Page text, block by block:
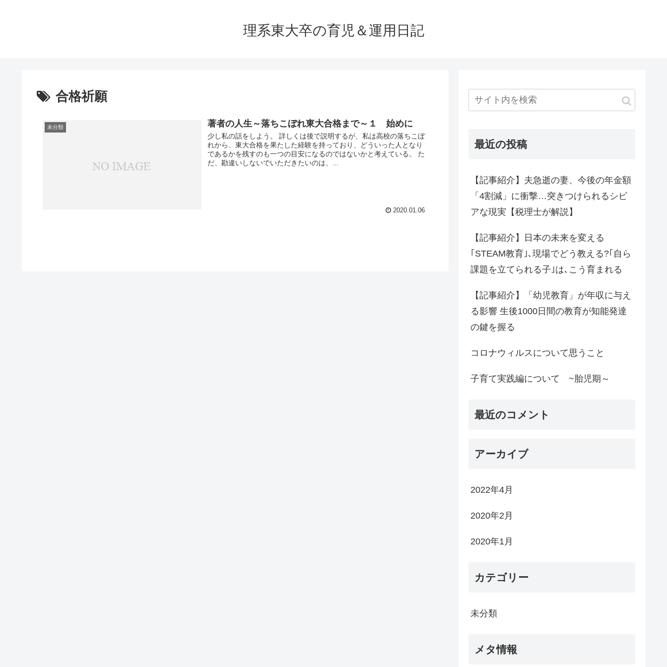
理系東大卒の育児＆運用日記
合格祈願
未分類 著者の人生～落ちこぼれ東大合格まで～１ 始めに
少し私の話をしよう。 詳しくは後で説明するが、私は高校の落ちこぼ
れから、東大合格を果たした経験を持っており、どういった人となり
であるかを残すのも一つの目安になるのではないかと考えている。 た
だ、勘違いしないでいただきたいのは、...
2020.01.06
最近の投稿
【記事紹介】夫急逝の妻、今後の年金額
「4割減」に衝撃…突きつけられるシビ
アな現実【税理士が解説】
【記事紹介】日本の未来を変える
｢STEAM教育｣､現場でどう教える?｢自ら
課題を立てられる子｣は､こう育まれる
【記事紹介】「幼児教育」が年収に与え
る影響 生後1000日間の教育が知能発達
の鍵を握る
コロナウィルスについて思うこと
子育て実践編について ~胎児期～
最近のコメント
アーカイブ
2022年4月
2020年2月
2020年1月
カテゴリー
未分類
メタ情報